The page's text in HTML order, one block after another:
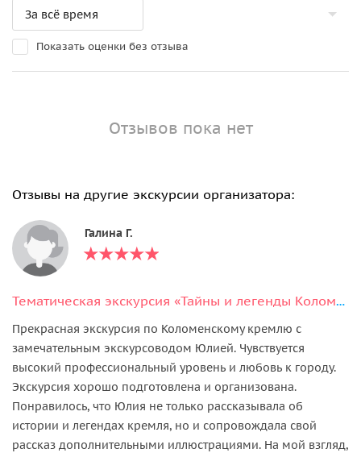
Показать оценки без отзыва
Отзывов пока нет
Отзывы на другие экскурсии организатора:
Галина Г.
Тематическая экскурсия «Тайны и легенды Коломенского кремля»
Прекрасная экскурсия по Коломенскому кремлю с
замечательным экскурсоводом Юлией. Чувствуется
высокий профессиональный уровень и любовь к городу.
Экскурсия хорошо подготовлена и организована.
Понравилось, что Юлия не только рассказывала об
истории и легендах кремля, но и сопровождала свой
рассказ дополнительными иллюстрациями. На мой взгляд,